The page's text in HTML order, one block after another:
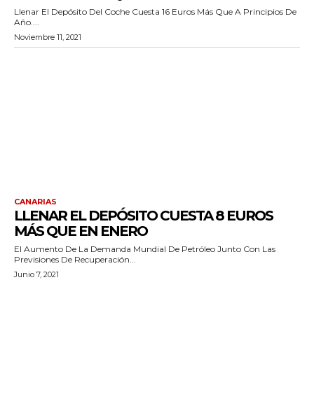
Llenar El Depósito Del Coche Cuesta 16 Euros Más Que A Principios De
Año....
Noviembre 11, 2021
CANARIAS
LLENAR EL DEPÓSITO CUESTA 8 EUROS
MÁS QUE EN ENERO
El Aumento De La Demanda Mundial De Petróleo Junto Con Las
Previsiones De Recuperación...
Junio 7, 2021